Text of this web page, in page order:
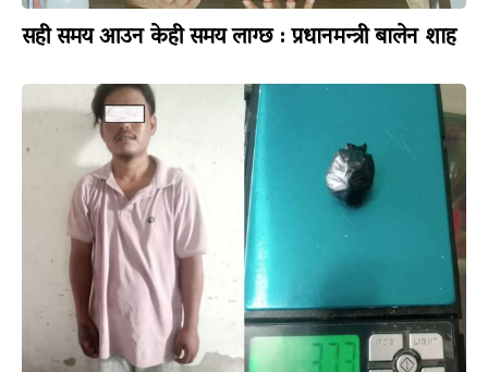
सही समय आउन केही समय लाग्छ : प्रधानमन्त्री बालेन शाह